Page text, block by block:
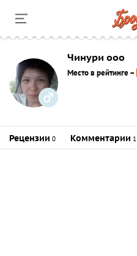
Чинури ооо
Место в рейтинге–
Рецензии 0 Комментарии 1